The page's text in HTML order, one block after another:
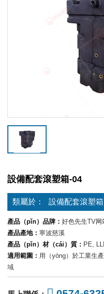
設備配套滾塑箱-04
類屬於： 設備配套滾塑箱
產品（pǐn）品牌： 好色先生TV网
產品產地： 寧波慈溪
產品（pǐn）材（cái）質： PE,
適用範圍： 用（yòng）於工業生
域